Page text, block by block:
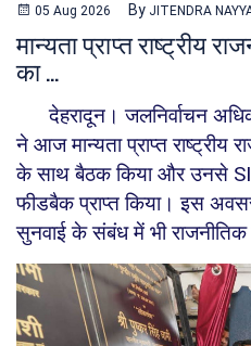
05 Aug 2026 By JITENDRA
मान्यता प्राप्त राष्ट्रीय
का ...
देहरादून। जलनिर्वाचन
ने आज मान्यता प्राप्त राष्ट्रीय
के साथ बैठक किया और उनसे
फीडबैक प्राप्त किया। इस
सुनवाई के संबंध में भी राजनीतिक